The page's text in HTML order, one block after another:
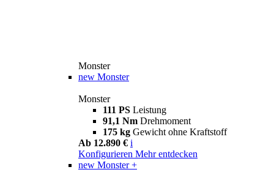
Monster
new Monster
Monster
111 PS Leistung
91,1 Nm Drehmoment
175 kg Gewicht ohne Kraftstoff
Ab 12.890 € i
Konfigurieren Mehr entdecken
new Monster +